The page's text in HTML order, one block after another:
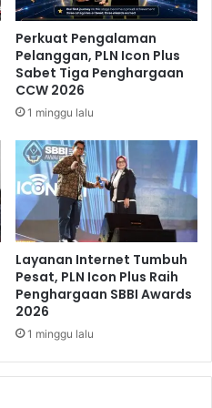
Perkuat Pengalaman
Pelanggan, PLN Icon Plus
Sabet Tiga Penghargaan
CCW 2026
1 minggu lalu
Layanan Internet Tumbuh
Pesat, PLN Icon Plus Raih
Penghargaan SBBI Awards
2026
1 minggu lalu